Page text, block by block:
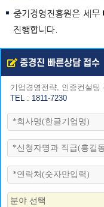
중기경영진흥원은 세무
진행합니다.
중경진 빠른상담 접수
기업경영전략, 인증컨설팅
TEL : 1811-7230